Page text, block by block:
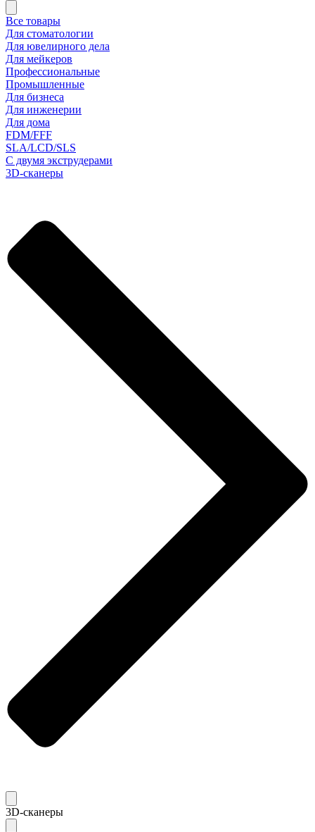
Все товары
Для стоматологии
Для ювелирного дела
Для мейкеров
Профессиональные
Промышленные
Для бизнеса
Для инженерии
Для дома
FDM/FFF
SLA/LCD/SLS
С двумя экструдерами
3D-сканеры
3D-сканеры